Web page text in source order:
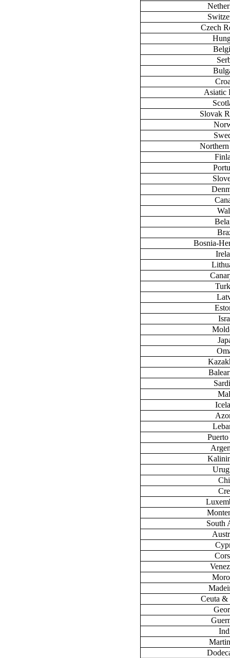
Czech
Asiatic
Slovak
Bosnia-
South
Ceuta